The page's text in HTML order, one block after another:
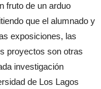
fruto de un arduo
que el alumnado y
exposiciones, las
proyectos son otras
investigación
de Los Lagos